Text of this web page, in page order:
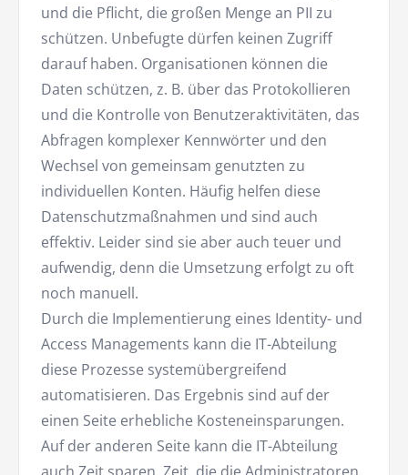
und die Pflicht, die großen Menge an PII zu
schützen. Unbefugte dürfen keinen Zugriff
darauf haben. Organisationen können die
Daten schützen, z. B. über das Protokollieren
und die Kontrolle von Benutzeraktivitäten, das
Abfragen komplexer Kennwörter und den
Wechsel von gemeinsam genutzten zu
individuellen Konten. Häufig helfen diese
Datenschutzmaßnahmen und sind auch
effektiv. Leider sind sie aber auch teuer und
aufwendig, denn die Umsetzung erfolgt zu oft
noch manuell.
Durch die Implementierung eines Identity- und
Access Managements kann die IT-Abteilung
diese Prozesse systemübergreifend
automatisieren. Das Ergebnis sind auf der
einen Seite erhebliche Kosteneinsparungen.
Auf der anderen Seite kann die IT-Abteilung